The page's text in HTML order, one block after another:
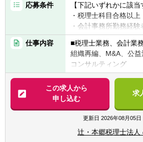
応募条件
【下記いずれかに該当
・税理士科目合格以上
・会計事務所勤務経験
・公認会計士（監査
務業務未経験会計士の
す！！
・普通自動車免許
【求める人物像】
■税務・会計にとどま
ら経営コンサルティン
■経験・能力をフルに
仕事内容
■税理士業務、会計業
組織再編、M&A、公
コンサルティング
【法人全体の特色】
■業界トップレベルの
サービス提供していま
■チーム連携：税理士
業診断士など、税務
野のエキスパートが
この求人から
申し込む
求
更新日 2026年08月05日
辻・本郷税理士法人